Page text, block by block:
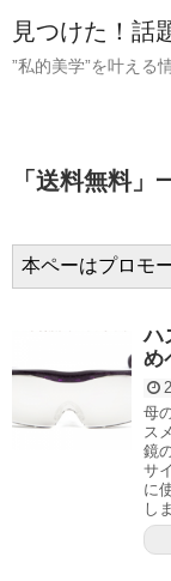
見つけた！話
”私的美学”を叶える
「 送料無料」
本ペーはプロモ
ハ
め
母
ス
鏡
サ
に
し